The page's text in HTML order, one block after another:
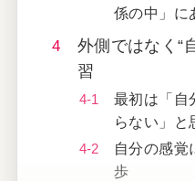
係の中」に
外側ではなく“
習
最初は「自
らない」と
自分の感覚
歩